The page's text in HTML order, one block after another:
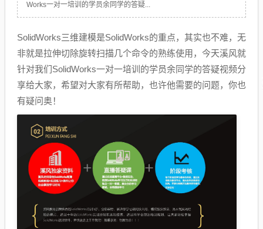
Works一对一培训的学员余同学的答疑...
SolidWorks三维建模是SolidWorks的重点，其实也不难，无
非就是拉伸切除旋转扫描几个命令的熟练使用，今天溪风就
针对我们SolidWorks一对一培训的学员余同学的答疑视频分
享给大家，希望对大家有所帮助，也许他需要的问题，你也
有疑问奥！